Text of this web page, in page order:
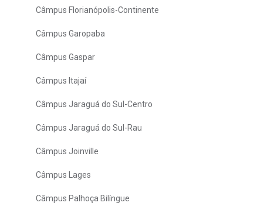
Câmpus Florianópolis-Continente
Câmpus Garopaba
Câmpus Gaspar
Câmpus Itajaí
Câmpus Jaraguá do Sul-Centro
Câmpus Jaraguá do Sul-Rau
Câmpus Joinville
Câmpus Lages
Câmpus Palhoça Bilíngue